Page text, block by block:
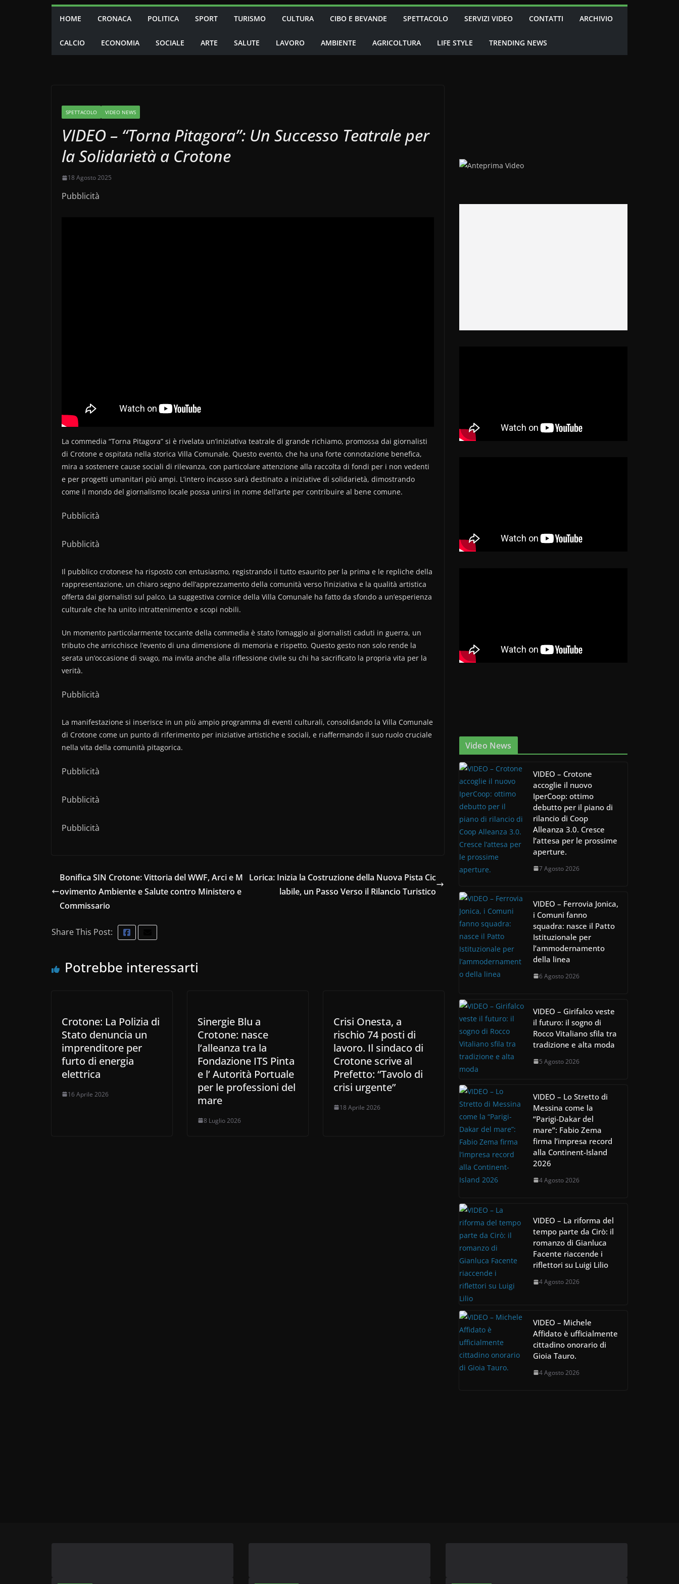
HOME CRONACA POLITICA SPORT TURISMO CULTURA CIBO E BEVANDE SPETTACOLO SERVIZI VIDEO CONTATTI ARCHIVIO
CALCIO ECONOMIA SOCIALE ARTE SALUTE LAVORO AMBIENTE AGRICOLTURA LIFE STYLE TRENDING NEWS
SPETTACOLO VIDEO NEWS
VIDEO – “Torna Pitagora”: Un Successo Teatrale per
la Solidarietà a Crotone
18 Agosto 2025
Pubblicità
La commedia “Torna Pitagora” si è rivelata un’iniziativa teatrale di grande richiamo, promossa dai giornalisti
di Crotone e ospitata nella storica Villa Comunale. Questo evento, che ha una forte connotazione benefica,
mira a sostenere cause sociali di rilevanza, con particolare attenzione alla raccolta di fondi per i non vedenti
e per progetti umanitari più ampi. L’intero incasso sarà destinato a iniziative di solidarietà, dimostrando
come il mondo del giornalismo locale possa unirsi in nome dell’arte per contribuire al bene comune.
Pubblicità
Pubblicità
Il pubblico crotonese ha risposto con entusiasmo, registrando il tutto esaurito per la prima e le repliche della
rappresentazione, un chiaro segno dell’apprezzamento della comunità verso l’iniziativa e la qualità artistica
offerta dai giornalisti sul palco. La suggestiva cornice della Villa Comunale ha fatto da sfondo a un’esperienza
culturale che ha unito intrattenimento e scopi nobili.
Un momento particolarmente toccante della commedia è stato l’omaggio ai giornalisti caduti in guerra, un
tributo che arricchisce l’evento di una dimensione di memoria e rispetto. Questo gesto non solo rende la
serata un’occasione di svago, ma invita anche alla riflessione civile su chi ha sacrificato la propria vita per la
verità.
Pubblicità
La manifestazione si inserisce in un più ampio programma di eventi culturali, consolidando la Villa Comunale
di Crotone come un punto di riferimento per iniziative artistiche e sociali, e riaffermando il suo ruolo cruciale
nella vita della comunità pitagorica.
Pubblicità
Pubblicità
Pubblicità
Bonifica SIN Crotone: Vittoria del WWF, Arci e M
ovimento Ambiente e Salute contro Ministero e
Commissario
Lorica: Inizia la Costruzione della Nuova Pista Cic
labile, un Passo Verso il Rilancio Turistico
Share This Post:
Potrebbe interessarti
Crotone: La Polizia di
Stato denuncia un
imprenditore per
furto di energia
elettrica
16 Aprile 2026
Sinergie Blu a
Crotone: nasce
l’alleanza tra la
Fondazione ITS Pinta
e l’ Autorità Portuale
per le professioni del
mare
8 Luglio 2026
Crisi Onesta, a
rischio 74 posti di
lavoro. Il sindaco di
Crotone scrive al
Prefetto: “Tavolo di
crisi urgente”
18 Aprile 2026
Video News
VIDEO – Crotone
accoglie il nuovo
IperCoop: ottimo
debutto per il piano di
rilancio di Coop
Alleanza 3.0. Cresce
l’attesa per le prossime
aperture.
7 Agosto 2026
VIDEO – Ferrovia Jonica,
i Comuni fanno
squadra: nasce il Patto
Istituzionale per
l’ammodernamento
della linea
6 Agosto 2026
VIDEO – Girifalco veste
il futuro: il sogno di
Rocco Vitaliano sfila tra
tradizione e alta moda
5 Agosto 2026
VIDEO – Lo Stretto di
Messina come la
“Parigi-Dakar del
mare”: Fabio Zema
firma l’impresa record
alla Continent-Island
2026
4 Agosto 2026
VIDEO – La riforma del
tempo parte da Cirò: il
romanzo di Gianluca
Facente riaccende i
riflettori su Luigi Lilio
4 Agosto 2026
VIDEO – Michele
Affidato è ufficialmente
cittadino onorario di
Gioia Tauro.
4 Agosto 2026